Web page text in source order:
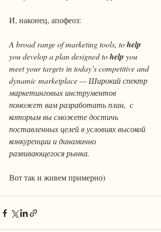
И, наконец, апофеоз:
A broad range of marketing tools, to help
you develop a plan designed to help you
meet your targets in today’s competitive and
dynamic marketplace — Широкий спектр
маркетинговых инструментов
поможет вам разработать план,  с
которым вы сможете достичь
поставленных целей в условиях высокой
конкуренции и динамично
развивающегося рынка.
Вот так и живем примерно)